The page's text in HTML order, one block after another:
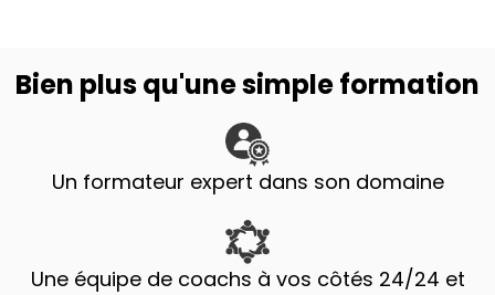
Bien plus qu'une simple formation
Un formateur expert dans son domaine
Une équipe de coachs à vos côtés 24/24 et